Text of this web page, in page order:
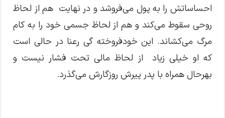
احساساتش را به پول می‌فروشد و در نهایت هم از لحاظ
روحی سقوط می‌کند و هم از لحاظ جسمی خود را به کام
مرگ می‌کشاند. این خودفروخته گی رعنا در حالی است
که او خیلی زیاد از لحاظ مالی تحت فشار نیست و
بهرحال همراه با پدر پیرش روزگارش می‌گذرد.